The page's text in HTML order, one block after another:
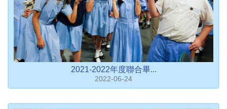
2021-2022年度聯合畢...
2022-06-24